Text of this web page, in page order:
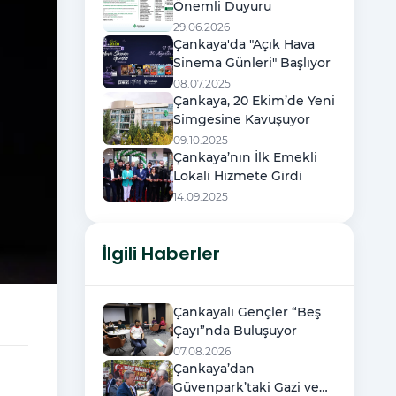
Önemli Duyuru
29.06.2026
Çankaya'da "Açık Hava
Sinema Günleri" Başlıyor
08.07.2025
Çankaya, 20 Ekim’de Yeni
Simgesine Kavuşuyor
09.10.2025
Çankaya’nın İlk Emekli
Lokali Hizmete Girdi
14.09.2025
İlgili Haberler
Çankayalı Gençler “Beş
Çayı”nda Buluşuyor
07.08.2026
Çankaya’dan
Güvenpark’taki Gazi ve